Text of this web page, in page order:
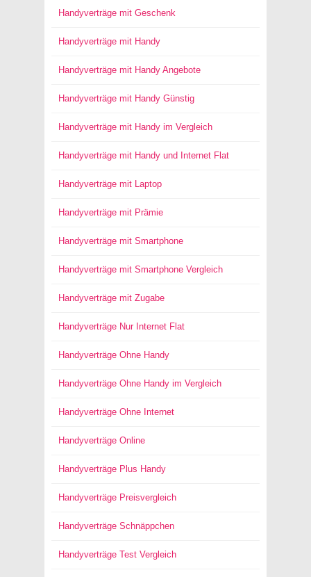
Handyverträge mit Geschenk
Handyverträge mit Handy
Handyverträge mit Handy Angebote
Handyverträge mit Handy Günstig
Handyverträge mit Handy im Vergleich
Handyverträge mit Handy und Internet Flat
Handyverträge mit Laptop
Handyverträge mit Prämie
Handyverträge mit Smartphone
Handyverträge mit Smartphone Vergleich
Handyverträge mit Zugabe
Handyverträge Nur Internet Flat
Handyverträge Ohne Handy
Handyverträge Ohne Handy im Vergleich
Handyverträge Ohne Internet
Handyverträge Online
Handyverträge Plus Handy
Handyverträge Preisvergleich
Handyverträge Schnäppchen
Handyverträge Test Vergleich